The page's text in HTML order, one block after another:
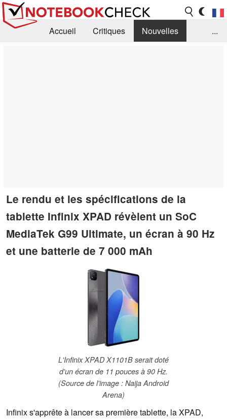
Accueil Critiques
Nouvelles
...
Le rendu et les spécifications de la
tablette Infinix XPAD révèlent un SoC
MediaTek G99 Ultimate, un écran à 90 Hz
et une batterie de 7 000 mAh
L'Infinix XPAD X1101B serait doté
d'un écran de 11 pouces à 90 Hz.
(Source de l'image : Naija Android
Arena)
Infinix s'apprête à lancer sa première tablette, la XPAD,